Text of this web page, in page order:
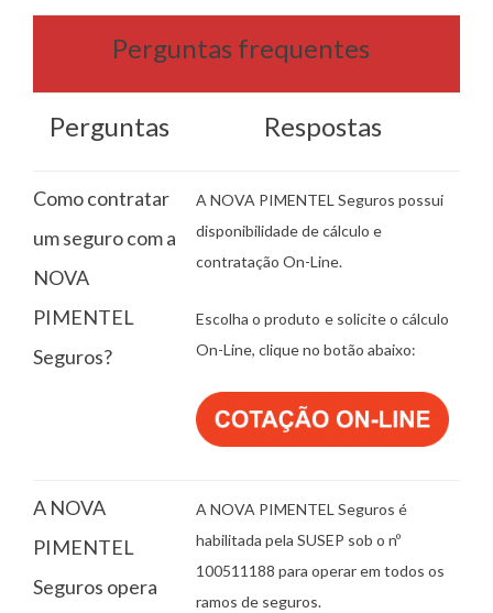
Perguntas frequentes
Perguntas Respostas
Como contratar
um seguro com a
NOVA
PIMENTEL
Seguros?
A NOVA PIMENTEL Seguros possui
disponibilidade de cálculo e
contratação On-Line.
Escolha o produto e solicite o cálculo
On-Line, clique no botão abaixo:
A NOVA
PIMENTEL
Seguros opera
A NOVA PIMENTEL Seguros é
habilitada pela SUSEP sob o nº
100511188 para operar em todos os
ramos de seguros.